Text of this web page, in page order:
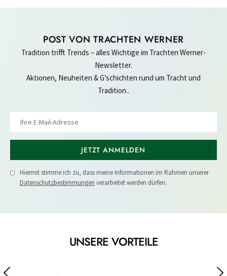
POST VON TRACHTEN WERNER
Tradition trifft Trends – alles Wichtige im Trachten Werner-
Newsletter.
Aktionen, Neuheiten & G’schichten rund um Tracht und
Tradition..
JETZT ANMELDEN
Hiermit stimme ich zu, dass meine Informationen im Rahmen unserer
Datenschutzbestimmungen verarbeitet werden dürfen.
UNSERE VORTEILE